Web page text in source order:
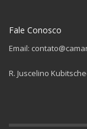
Fale Conosco
Email:
R. Juscelino